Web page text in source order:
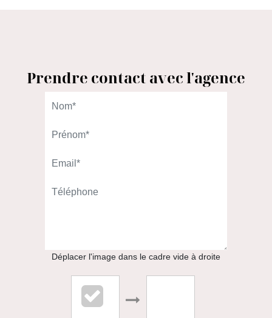
Prendre contact avec l'agence
Déplacer l'image dans le cadre vide à droite